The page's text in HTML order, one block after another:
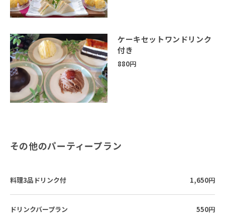
ケーキセットワンドリンク
付き
880円
その他のパーティープラン
料理3品ドリンク付 1,650円
ドリンクバープラン 550円